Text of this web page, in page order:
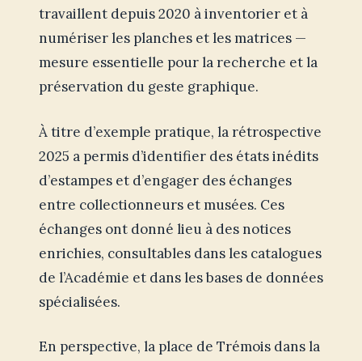
travaillent depuis 2020 à inventorier et à
numériser les planches et les matrices —
mesure essentielle pour la recherche et la
préservation du geste graphique.
À titre d’exemple pratique, la rétrospective
2025 a permis d’identifier des états inédits
d’estampes et d’engager des échanges
entre collectionneurs et musées. Ces
échanges ont donné lieu à des notices
enrichies, consultables dans les catalogues
de l’Académie et dans les bases de données
spécialisées.
En perspective, la place de Trémois dans la